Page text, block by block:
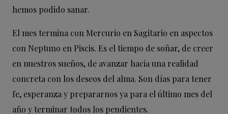
hemos podido sanar.
El mes termina con Mercurio en Sagitario en aspectos
con Neptuno en Piscis. Es el tiempo de soñar, de creer
en nuestros sueños, de avanzar hacia una realidad
concreta con los deseos del alma. Son días para tener
fe, esperanza y prepararnos ya para el último mes del
año y terminar todos los pendientes.